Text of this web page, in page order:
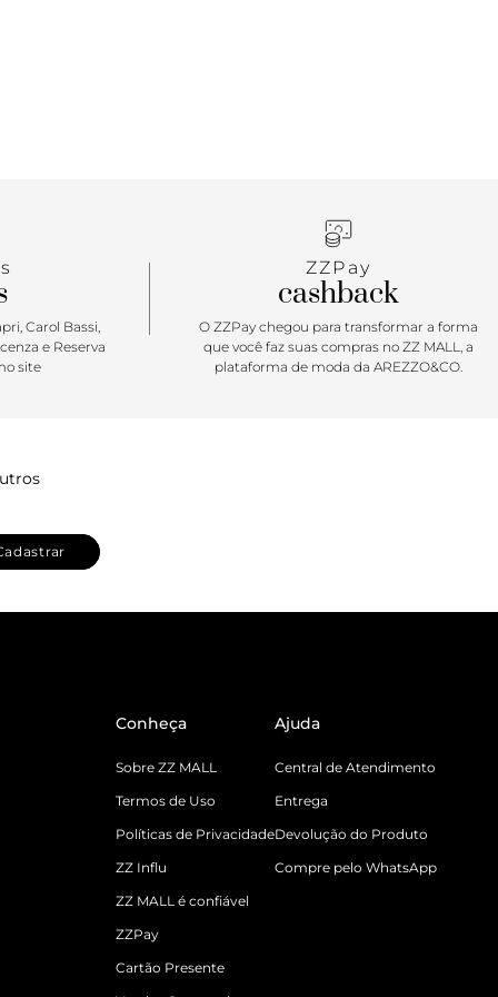
Carol Bassi,
e Reserva
site
ZZPay
cashback
O ZZPay chegou para transformar a forma
que você faz suas compras no ZZ MALL, a
plataforma de moda da AREZZO&CO.
Conheça
Sobre ZZ MALL
Termos de Uso
Políticas de Privacidade
ZZ Influ
ZZ MALL é confiável
ZZPay
Cartão Presente
Ajuda
Central de Atendimento
Entrega
Devolução do Produto
Compre pelo WhatsApp